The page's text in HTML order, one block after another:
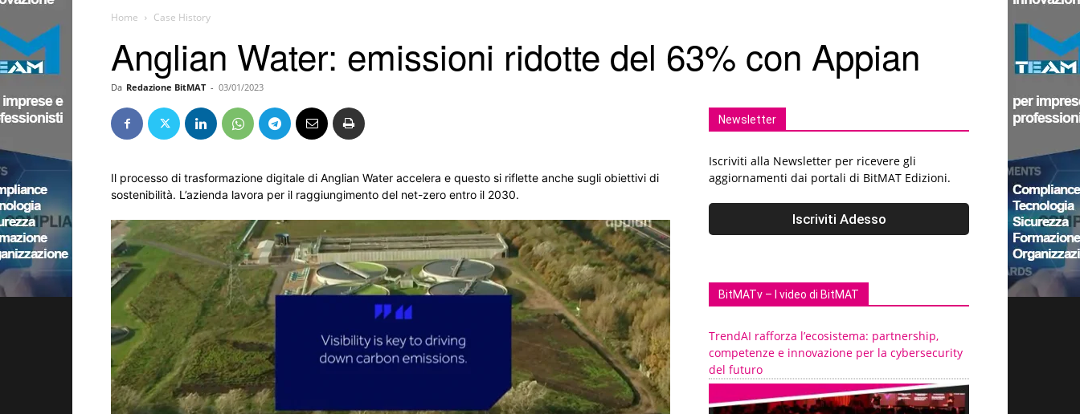
Home Case History
Anglian Water: emissioni ridotte del 63% con Appian
Da Redazione BitMAT - 03/01/2023
Il processo di trasformazione digitale di Anglian Water accelera e questo si riflette anche sugli obiettivi di
sostenibilità. L’azienda lavora per il raggiungimento del net-zero entro il 2030.
Newsletter
Iscriviti alla Newsletter per ricevere gli
aggiornamenti dai portali di BitMAT Edizioni.
BitMATv – I video di BitMAT
TrendAI rafforza l’ecosistema: partnership,
competenze e innovazione per la cybersecurity
del futuro